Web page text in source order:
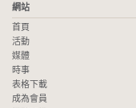
網站
首頁
活動
媒體
時事
表格下載
成為會員